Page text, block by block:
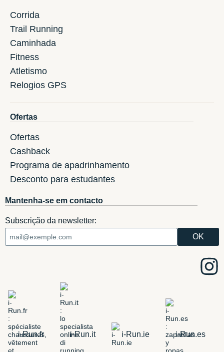
Corrida
Trail Running
Caminhada
Fitness
Atletismo
Relogios GPS
Ofertas
Ofertas
Cashback
Programa de apadrinhamento
Desconto para estudantes
Mantenha-se em contacto
Subscrição da newsletter:
i-Run.fr i-Run.it i-Run.ie i-Run.es